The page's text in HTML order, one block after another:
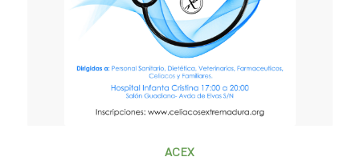
ACEX